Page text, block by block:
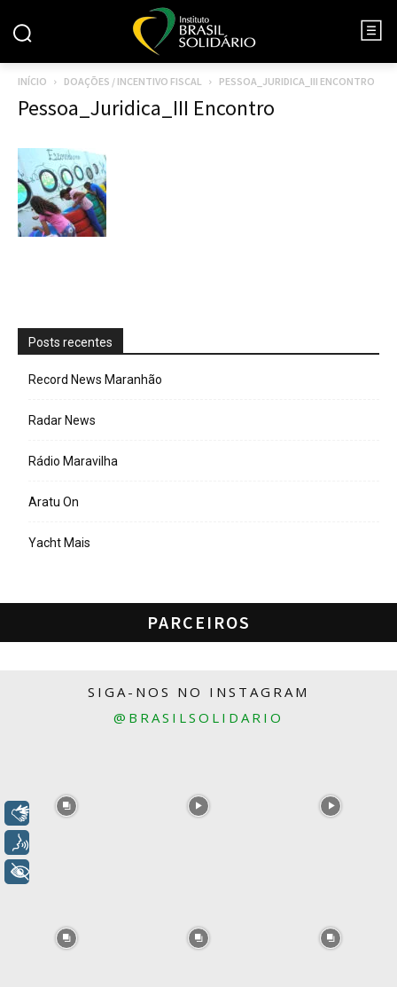
INÍCIO DOAÇÕES / INCENTIVO FISCAL PESSOA_JURIDICA_III ENCONTRO
Pessoa_Juridica_III Encontro
Posts recentes
Record News Maranhão
Radar News
Rádio Maravilha
Aratu On
Yacht Mais
PARCEIROS
SIGA-NOS NO INSTAGRAM
@BRASILSOLIDARIO
Libras